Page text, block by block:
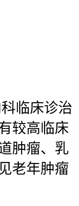
临床诊治
较高临床
肿瘤、乳
老年肿瘤